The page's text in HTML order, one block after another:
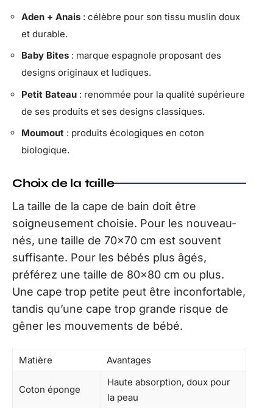
Aden + Anais : célèbre pour son tissu muslin doux
et durable.
Baby Bites : marque espagnole proposant des
designs originaux et ludiques.
Petit Bateau : renommée pour la qualité supérieure
de ses produits et ses designs classiques.
Moumout : produits écologiques en coton
biologique.
Choix de la taille
La taille de la cape de bain doit être
soigneusement choisie. Pour les nouveau-
nés, une taille de 70×70 cm est souvent
suffisante. Pour les bébés plus âgés,
préférez une taille de 80×80 cm ou plus.
Une cape trop petite peut être inconfortable,
tandis qu’une cape trop grande risque de
gêner les mouvements de bébé.
Matière Avantages
Coton éponge
Haute absorption, doux pour
la peau